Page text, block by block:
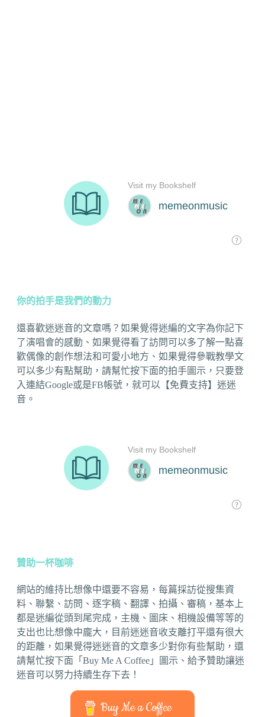
你的拍手是我們的動力
還喜歡迷迷音的文章嗎？如果覺得迷編的文字為你記下
了演唱會的感動、如果覺得看了訪問可以多了解一點喜
歡偶像的創作想法和可愛小地方、如果覺得參戰教學文
可以多少有點幫助，請幫忙按下面的拍手圖示，只要登
入連結Google或是FB帳號，就可以【免費支持】迷迷
音。
贊助一杯咖啡
網站的維持比想像中還要不容易，每篇採訪從搜集資
料、聯繫、訪問、逐字稿、翻譯、拍攝、審稿，基本上
都是迷編從頭到尾完成，主機、圖床、相機設備等等的
支出也比想像中龐大，目前迷迷音收支離打平還有很大
的距離，如果覺得迷迷音的文章多少對你有些幫助，還
請幫忙按下面「Buy Me A Coffee」圖示、給予贊助讓迷
迷音可以努力持續生存下去！
Buy Me a Coffee